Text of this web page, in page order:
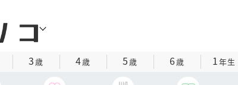
3歳 4歳 5歳 6歳 1年生